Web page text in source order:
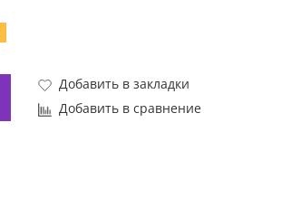
Добавить в закладки
Добавить в сравнение